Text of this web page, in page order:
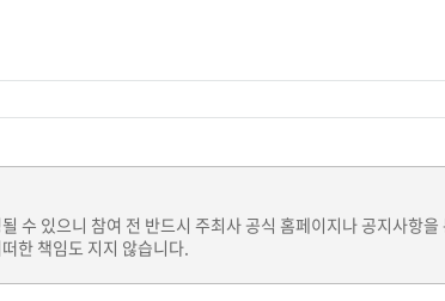
수 있으니 참여 전 반드시 주최사 공식 홈페이지나 공지사항
한 책임도 지지 않습니다.